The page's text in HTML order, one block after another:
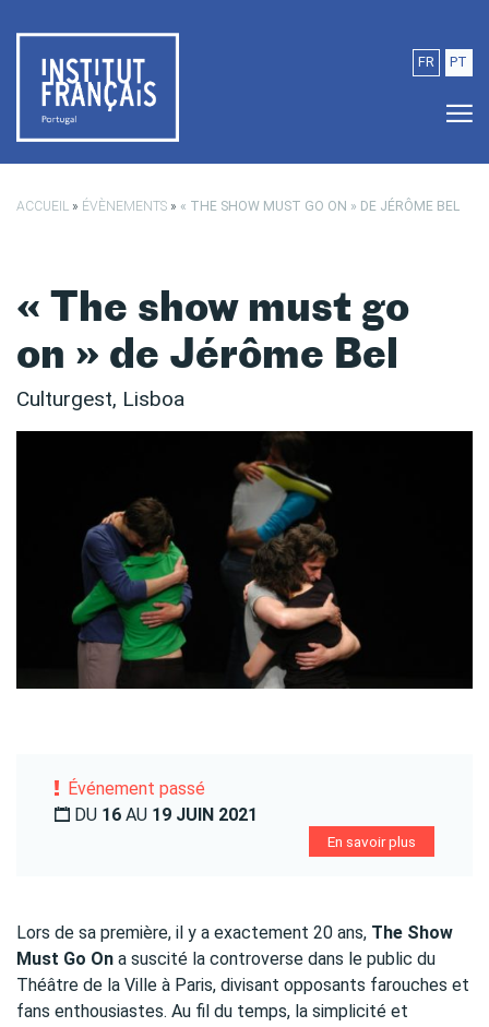
FR PT
ACCUEIL » ÉVÈNEMENTS » « THE SHOW MUST GO ON » DE JÉRÔME BEL
« The show must go
on » de Jérôme Bel
Culturgest, Lisboa
Événement passé
DU 16 AU 19 JUIN 2021
En savoir plus
Lors de sa première, il y a exactement 20 ans, The Show
Must Go On a suscité la controverse dans le public du
Théâtre de la Ville à Paris, divisant opposants farouches et
fans enthousiastes. Au fil du temps, la simplicité et